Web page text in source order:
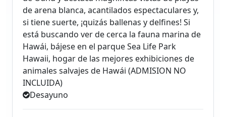
de arena blanca, acantilados espectaculares y,
si tiene suerte, ¡quizás ballenas y delfines! Si
está buscando ver de cerca la fauna marina de
Hawái, bájese en el parque Sea Life Park
Hawaii, hogar de las mejores exhibiciones de
animales salvajes de Hawái (ADMISION NO
INCLUIDA)
Desayuno